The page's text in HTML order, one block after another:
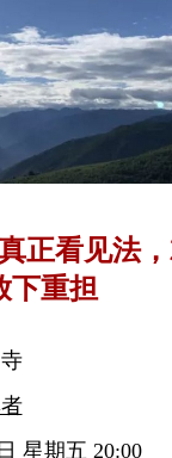
正看见法
下重担
星期五 20:00